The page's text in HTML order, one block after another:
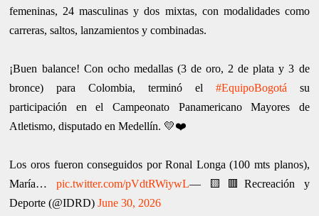
femeninas, 24 masculinas y dos mixtas, con modalidades como
carreras, saltos, lanzamientos y combinadas.
¡Buen balance! Con ocho medallas (3 de oro, 2 de plata y 3 de
bronce) para Colombia, terminó el #EquipoBogotá su
participación en el Campeonato Panamericano Mayores de
Atletismo, disputado en Medellín. 💛❤️
Los oros fueron conseguidos por Ronal Longa (100 mts planos),
María… pic.twitter.com/pVdtRWiywL— 🟨🟥Recreación y
Deporte (@IDRD)June 30, 2026